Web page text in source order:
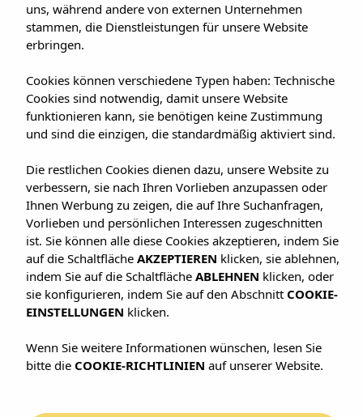
BALEAREN · SPANIEN
uns, während andere von externen Unternehmen
stammen, die Dienstleistungen für unsere Website
erbringen.
Cookies können verschiedene Typen haben: Technische
Cookies sind notwendig, damit unsere Website
funktionieren kann, sie benötigen keine Zustimmung
und sind die einzigen, die standardmäßig aktiviert sind.
Die restlichen Cookies dienen dazu, unsere Website zu
verbessern, sie nach Ihren Vorlieben anzupassen oder
Ihnen Werbung zu zeigen, die auf Ihre Suchanfragen,
Vorlieben und persönlichen Interessen zugeschnitten
ist. Sie können alle diese Cookies akzeptieren, indem Sie
auf die Schaltfläche AKZEPTIEREN klicken, sie ablehnen,
indem Sie auf die Schaltfläche ABLEHNEN klicken, oder
sie konfigurieren, indem Sie auf den Abschnitt COOKIE-
EINSTELLUNGEN klicken.
Wenn Sie weitere Informationen wünschen, lesen Sie
bitte die COOKIE-RICHTLINIEN auf unserer Website.